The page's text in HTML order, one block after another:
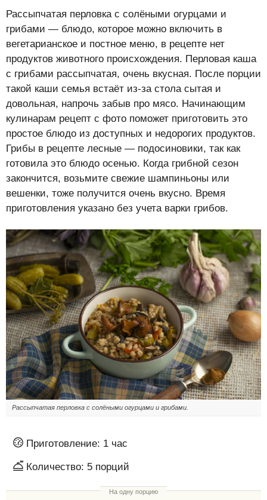
Рассыпчатая перловка с солёными огурцами и
грибами — блюдо, которое можно включить в
вегетарианское и постное меню, в рецепте нет
продуктов животного происхождения. Перловая каша
с грибами рассыпчатая, очень вкусная. После порции
такой каши семья встаёт из-за стола сытая и
довольная, напрочь забыв про мясо. Начинающим
кулинарам рецепт с фото поможет приготовить это
простое блюдо из доступных и недорогих продуктов.
Грибы в рецепте лесные — подосиновики, так как
готовила это блюдо осенью. Когда грибной сезон
закончится, возьмите свежие шампиньоны или
вешенки, тоже получится очень вкусно. Время
приготовления указано без учета варки грибов.
Рассыпчатая перловка с солёными огурцами и грибами.
Приготовление: 1 час
Количество: 5 порций
На одну порцию